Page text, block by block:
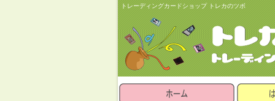
トレーディングカードショップ トレカのツボ